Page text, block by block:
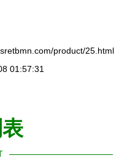
product/25.html
01:57:31